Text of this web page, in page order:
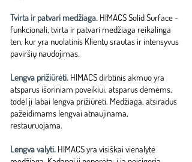
Tvirta ir patvari medžiaga. HIMACS Solid Surface -
funkcionali, tvirta ir patvari medžiaga reikalinga
ten, kur yra nuolatinis Klientų srautas ir intensyvus
paviršių naudojimas.
Lengva prižiūrėti. HIMACS dirbtinis akmuo yra
atsparus išoriniam poveikiui, atsparus dėmėms,
todėl jį labai lengva prižiūrėti. Medžiaga, atsiradus
pažeidimams lengvai atnaujinama,
restauruojama.
Lengva valyti. HIMACS yra visiškai vienalytė